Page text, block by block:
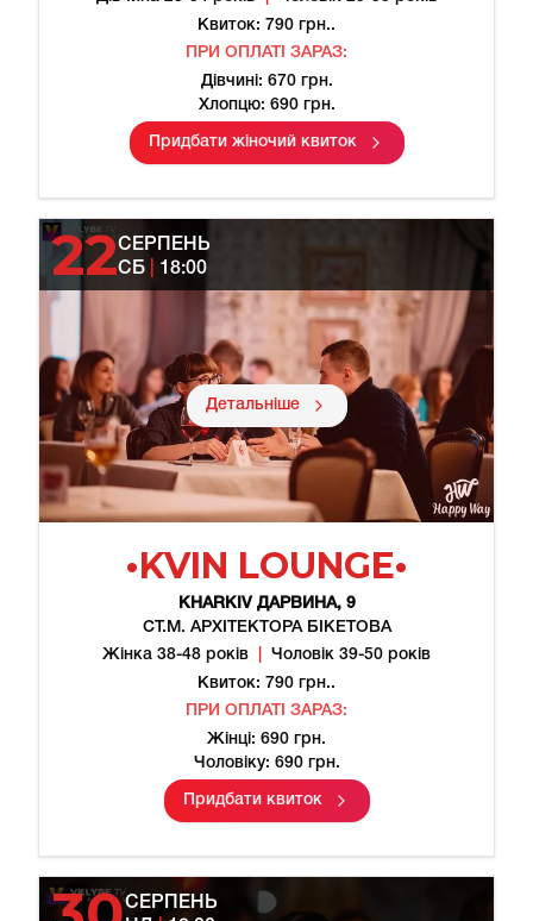
Квиток: 790 грн..
ПРИ ОПЛАТІ ЗАРАЗ:
Дівчині: 670 грн.
Хлопцю: 690 грн.
Придбати жіночий квиток
22СЕРПЕНЬ
СБ
18:00
Детальніше
•KVIN LOUNGE•
KHARKIV ДАРВИНА, 9
СТ.М. АРХІТЕКТОРА БІКЕТОВА
Жінка 38-48 років
Чоловік 39-50 років
Квиток: 790 грн..
ПРИ ОПЛАТІ ЗАРАЗ:
Жінці: 690 грн.
Чоловіку: 690 грн.
Придбати квиток
СЕРПЕНЬ